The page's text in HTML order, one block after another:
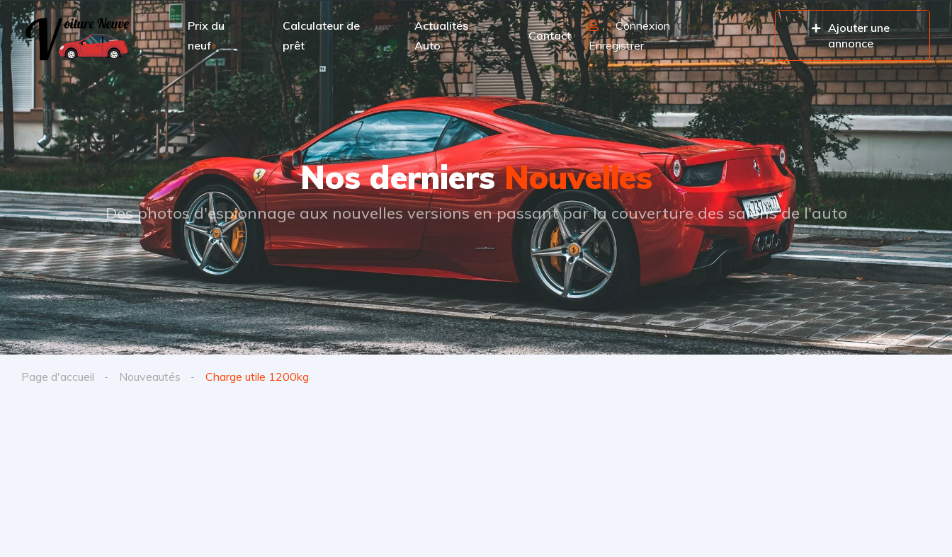
Prix du
neuf
Calculateur de
prêt
Actualités
Auto
Contact
Connexion
Enregistrer
Ajouter une
annonce
Nos derniersNouvelles
Des photos d'espionnage aux nouvelles versions en passant par la couverture des salons de l'auto
Page d'accueil Nouveautés Charge utile 1200kg